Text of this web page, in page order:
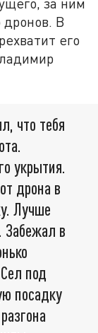
дронов. В
его
что тебя
укрытия.
дрона в
Лучше
Забежал в
под
посадку